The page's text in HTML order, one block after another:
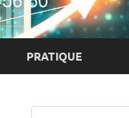
PRATIQUE